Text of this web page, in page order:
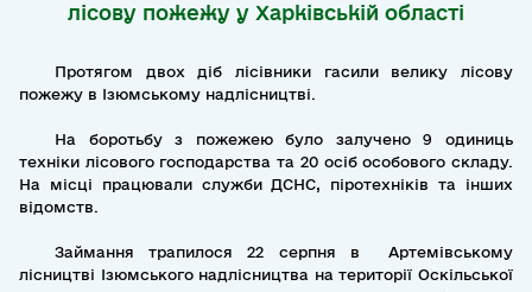
лісову пожежу у Харківській області
Протягом двох діб лісівники гасили велику лісову
пожежу в Ізюмському надлісництві.
На боротьбу з пожежею було залучено 9 одиниць
техніки лісового господарства та 20 осіб особового складу.
На місці працювали служби ДСНС, піротехніків та інших
відомств.
Займання трапилося 22 серпня в Артемівському
лісництві Ізюмського надлісництва на території Оскільської